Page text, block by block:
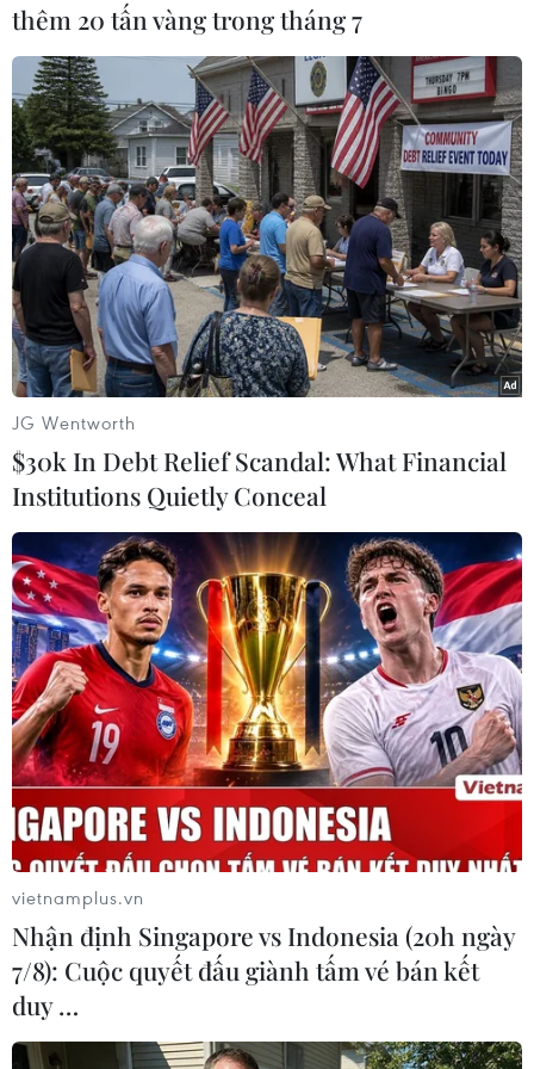
bá sự phát triển của ngành nông nghiệp, ngành
thủy sản của Việt Nam./.
(TTXVN/Vietnam+)
#Đại học Hamburg #Việt Nam học
#Ngày Việt Nam
#Vietnam Tag
#Văn hóa truyền thống Đức
Theo dõi VietnamPlus
TIN LIÊN QUAN
thêm 20 tấn vàng trong tháng 7
JG Wentworth
$30k In Debt Relief Scandal: What Financial
Institutions Quietly Conceal
vietnamplus.vn
Nhận định Singapore vs Indonesia (20h ngày
7/8): Cuộc quyết đấu giành tấm vé bán kết
duy …